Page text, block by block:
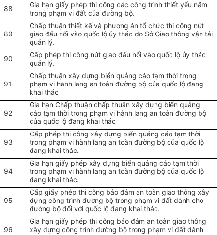
88
Gia hạn giấy phép thi công các công trình thiết yếu năm
trong phạm vi đất của đường bộ.
89
Chấp thuận thiết kế và phương án tổ chức thi công nút
giao đấu nối vào quốc lộ ủy thác do Sở Giao thông vận tải
quản lý.
90
Cấp phép thi công nút giao đấu nối vào quốc lộ ủy thác
quản lý.
91
Chấp thuận xây dựng biển quảng cáo tạm thời trong
phạm vi hành lang an toàn đường bộ của quốc lộ đang
khai thác
92
Gia hạn Chấp thuận chấp thuận xây dựng biển quảng
cáo tạm thời trong phạm vi hành lang an toàn đường bộ
của quốc lộ đang khai thác
93
Cấp phép thi côngxây dựng biển quảng cáo tạm thời
trong phạm vi hành lang an toàn đường bộ của quốc lộ
đang khai thác.
94
Gia hạn giấy phépxây dựng biển quảng cáo tạm thời
trong phạm vi hành lang an toàn đường bộ của quốc lộ
đang khai thác.
95
Cấp giấy phép thi công bảo đảm an toàn giao thông xây
dựng công trình đường bộ trong phạm vi đất dành cho
đường bộ đối với quốc lộ đang khai thác.
96
Gia hạngiấy phép thi công bảo đảm an toàn giao thông
xây dựng công trình đường bộ trong phạm vi đất dành